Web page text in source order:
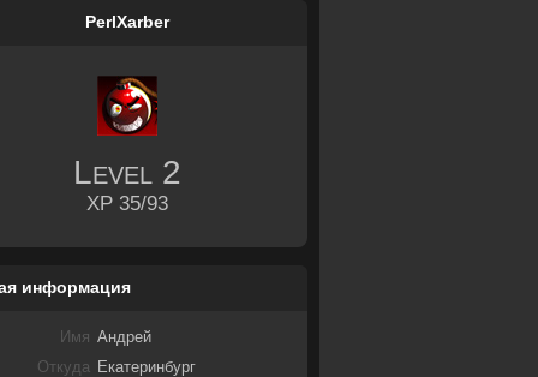
PerlXarber
Level 2
XP 35/93
информация
Имя Андрей
Откуда Екатеринбург